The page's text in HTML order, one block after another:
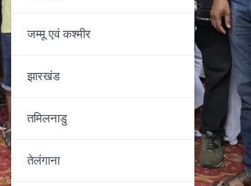
जम्‍मू एवं कश्‍मीर
झारखंड
तमिलनाडु
तेलंगाना